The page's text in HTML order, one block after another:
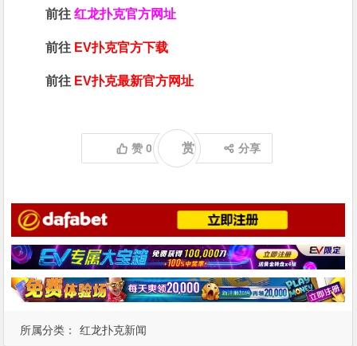
所属分类： 红龙扑克新闻
前往红龙扑克官方网址
前往 EV扑克官方下载
前往 EV扑克最新官方网址
赞0 赏 分享